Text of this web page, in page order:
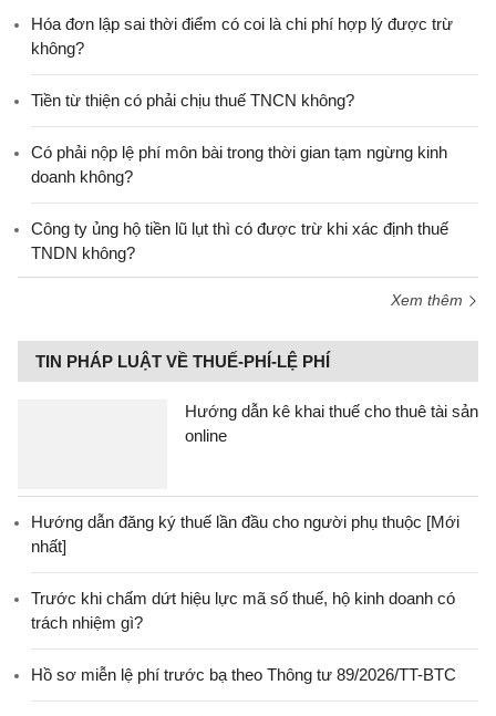
Hóa đơn lập sai thời điểm có coi là chi phí hợp lý được trừ
không?
Tiền từ thiện có phải chịu thuế TNCN không?
Có phải nộp lệ phí môn bài trong thời gian tạm ngừng kinh
doanh không?
Công ty ủng hộ tiền lũ lụt thì có được trừ khi xác định thuế
TNDN không?
Xem thêm
TIN PHÁP LUẬT VỀ THUẾ-PHÍ-LỆ PHÍ
Hướng dẫn kê khai thuế cho thuê tài sản
online
Hướng dẫn đăng ký thuế lần đầu cho người phụ thuộc [Mới
nhất]
Trước khi chấm dứt hiệu lực mã số thuế, hộ kinh doanh có
trách nhiệm gì?
Hồ sơ miễn lệ phí trước bạ theo Thông tư 89/2026/TT-BTC